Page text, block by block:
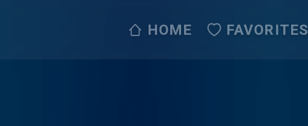
HOME FAVORITES